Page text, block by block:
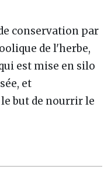
conservation par
de l'herbe,
est mise en silo
et
but de nourrir le